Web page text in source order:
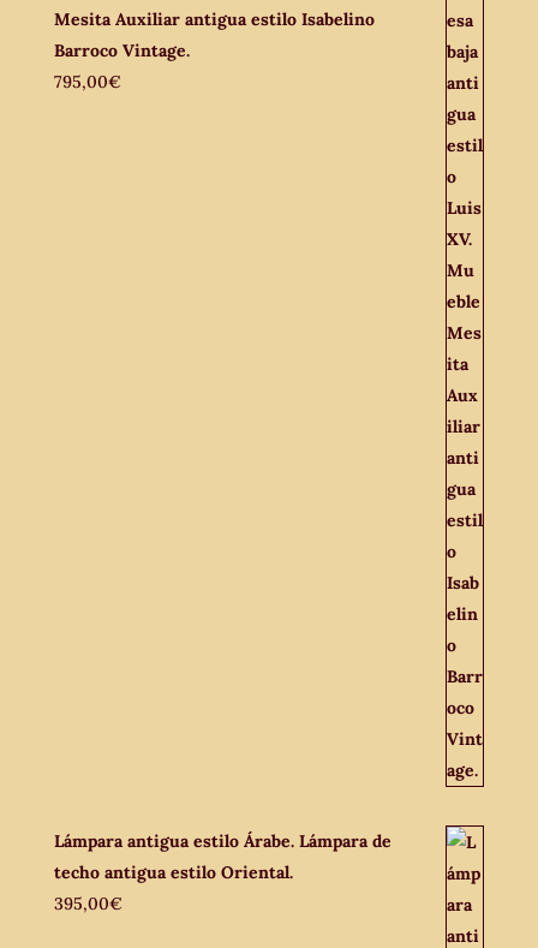
Mesita Auxiliar antigua estilo Isabelino
Barroco Vintage.
795,00€
Lámpara antigua estilo Árabe. Lámpara de
techo antigua estilo Oriental.
395,00€